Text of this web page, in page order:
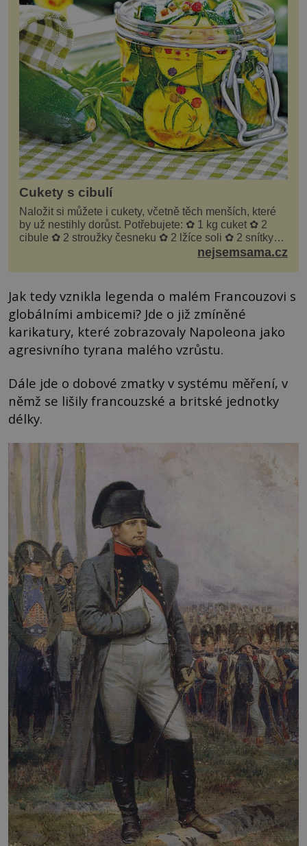
Cukety s cibulí
Naložit si můžete i cukety, včetně těch menších, které
by už nestihly dorůst. Potřebujete: ✿ 1 kg cuket ✿ 2
cibule ✿ 2 stroužky česneku ✿ 2 lžíce soli ✿ 2 snítky
kopru ✿ hrst petrželky Nálev: ✿ 400 m...nejsemsama.cz
Jak tedy vznikla legenda o malém Francouzovi s
globálními ambicemi? Jde o již zmíněné
karikatury, které zobrazovaly Napoleona jako
agresivního tyrana malého vzrůstu.
Dále jde o dobové zmatky v systému měření, v
němž se lišily francouzské a britské jednotky
délky.